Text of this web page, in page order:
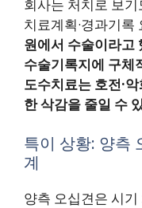
회사는 처치로 보기
치료계획·경과기
원에서 수술이라고
수술기록지에 구체
도수치료는 호전·
한 삭감을 줄일 수
특이 상황: 양측
계
양측 오십견은 시